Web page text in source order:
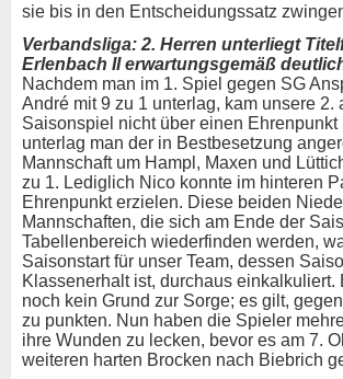
sie bis in den Entscheidungssatz
Verbandsliga: 2. Herren unterliegt
Erlenbach II erwartungsgemäß
Nachdem man im 1. Spiel gegen SG
André mit 9 zu 1 unterlag, kam unsere 2.
Saisonspiel nicht über einen Ehrenpunkt
unterlag man der in Bestbesetzung
Mannschaft um Hampl, Maxen und
zu 1. Lediglich Nico konnte im hinteren
Ehrenpunkt erzielen. Diese beiden
Mannschaften, die sich am Ende der
Tabellenbereich wiederfinden werden,
Saisonstart für unser Team, dessen
Klassenerhalt ist, durchaus einkalkuliert.
noch kein Grund zur Sorge; es gilt,
zu punkten. Nun haben die Spieler
ihre Wunden zu lecken, bevor es am 7.
weiteren harten Brocken nach Biebrich